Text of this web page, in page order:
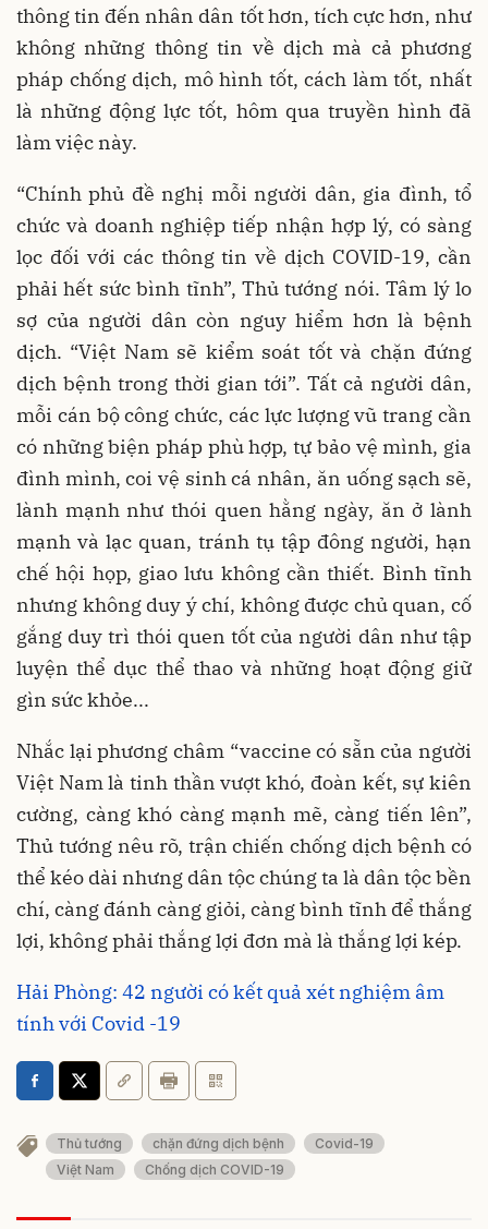
thông tin đến nhân dân tốt hơn, tích cực hơn, như
không những thông tin về dịch mà cả phương
pháp chống dịch, mô hình tốt, cách làm tốt, nhất
là những động lực tốt, hôm qua truyền hình đã
làm việc này.
“Chính phủ đề nghị mỗi người dân, gia đình, tổ
chức và doanh nghiệp tiếp nhận hợp lý, có sàng
lọc đối với các thông tin về dịch COVID-19, cần
phải hết sức bình tĩnh”, Thủ tướng nói. Tâm lý lo
sợ của người dân còn nguy hiểm hơn là bệnh
dịch. “Việt Nam sẽ kiểm soát tốt và chặn đứng
dịch bệnh trong thời gian tới”. Tất cả người dân,
mỗi cán bộ công chức, các lực lượng vũ trang cần
có những biện pháp phù hợp, tự bảo vệ mình, gia
đình mình, coi vệ sinh cá nhân, ăn uống sạch sẽ,
lành mạnh như thói quen hằng ngày, ăn ở lành
mạnh và lạc quan, tránh tụ tập đông người, hạn
chế hội họp, giao lưu không cần thiết. Bình tĩnh
nhưng không duy ý chí, không được chủ quan, cố
gắng duy trì thói quen tốt của người dân như tập
luyện thể dục thể thao và những hoạt động giữ
gìn sức khỏe...
Nhắc lại phương châm “vaccine có sẵn của người
Việt Nam là tinh thần vượt khó, đoàn kết, sự kiên
cường, càng khó càng mạnh mẽ, càng tiến lên”,
Thủ tướng nêu rõ, trận chiến chống dịch bệnh có
thể kéo dài nhưng dân tộc chúng ta là dân tộc bền
chí, càng đánh càng giỏi, càng bình tĩnh để thắng
lợi, không phải thắng lợi đơn mà là thắng lợi kép.
Hải Phòng: 42 người có kết quả xét nghiệm âm
tính với Covid -19
Thủ tướng chặn đứng dịch bệnh
Covid-19
Việt Nam
Chống dịch COVID-19